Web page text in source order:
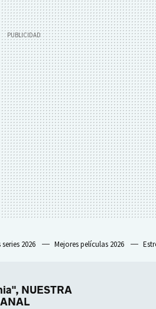
2026 Mejores películas 2026
NUESTRA